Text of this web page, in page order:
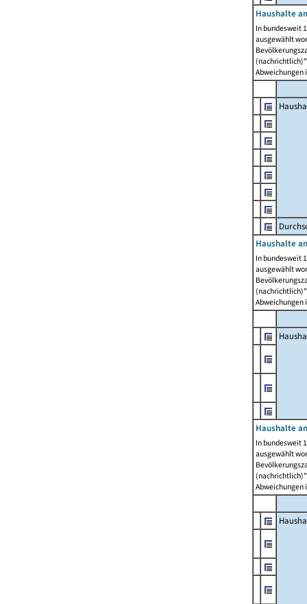
Haushalte
In bundesweit
ausgewählt
Abweichungen
Haushalte
In bundesweit
ausgewählt
Abweichungen
Haushalte
In bundesweit
ausgewählt
Abweichungen